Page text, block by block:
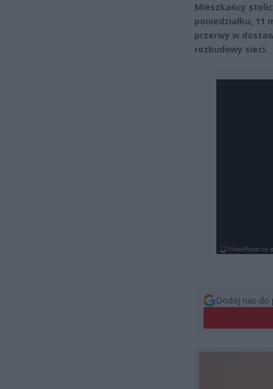
Mieszkańcy
poniedziałku, 11
przerwy w
rozbudowy sieci.
Dodaj nas do